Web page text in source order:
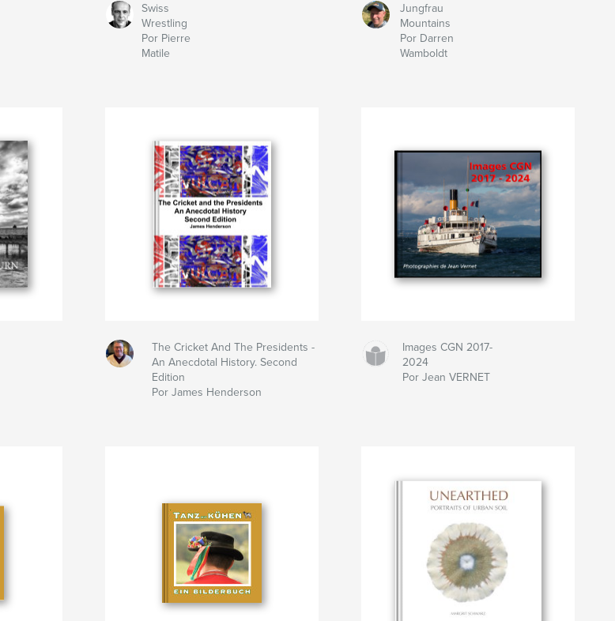
Swiss
Wrestling
Por Pierre
Matile
Jungfrau
Mountains
Por Darren
Wamboldt
The Cricket And The Presidents -
An Anecdotal History. Second
Edition
Por James Henderson
Images CGN 2017-
2024
Por Jean VERNET